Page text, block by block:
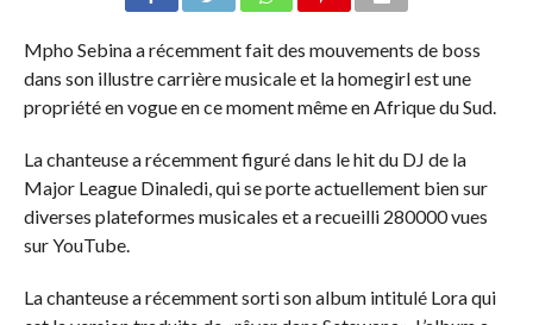
Mpho Sebina a récemment fait des mouvements de boss
dans son illustre carrière musicale et la homegirl est une
propriété en vogue en ce moment même en Afrique du Sud.
La chanteuse a récemment figuré dans le hit du DJ de la
Major League Dinaledi, qui se porte actuellement bien sur
diverses plateformes musicales et a recueilli 280000 vues
sur YouTube.
La chanteuse a récemment sorti son album intitulé Lora qui